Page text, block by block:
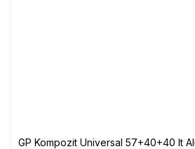
GP Kompozit Universal 57+40+40 lt